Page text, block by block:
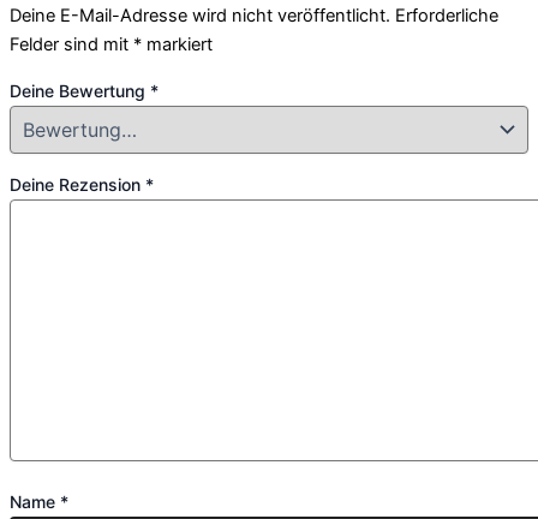
Deine E-Mail-Adresse wird nicht veröffentlicht. Erforderliche
Felder sind mit * markiert
Deine Bewertung *
Deine Rezension *
Name *